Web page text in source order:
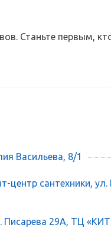
Станьте первым,
Васильева, 8/1
центр сантехники, ул.
Писарева 29А, ТЦ